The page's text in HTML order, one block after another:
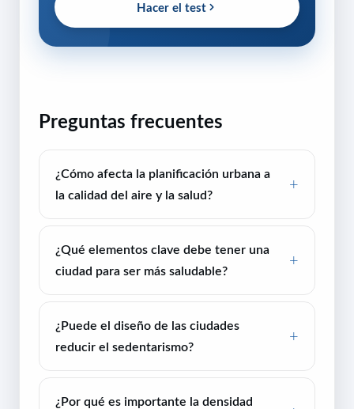
Hacer el test
Preguntas frecuentes
¿Cómo afecta la planificación urbana a
la calidad del aire y la salud?
¿Qué elementos clave debe tener una
ciudad para ser más saludable?
¿Puede el diseño de las ciudades
reducir el sedentarismo?
¿Por qué es importante la densidad